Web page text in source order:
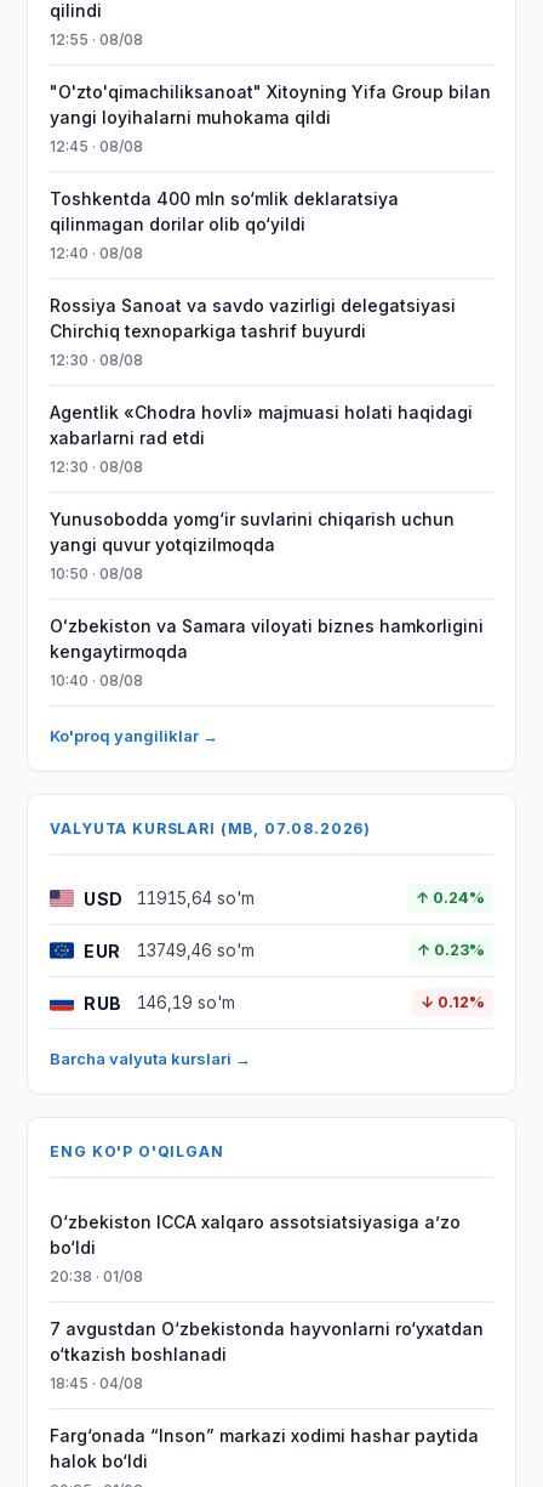
qilindi
12:55 · 08/08
"O'zto'qimachiliksanoat" Xitoyning Yifa Group bilan
yangi loyihalarni muhokama qildi
12:45 · 08/08
Toshkentda 400 mln so‘mlik deklaratsiya
qilinmagan dorilar olib qo‘yildi
12:40 · 08/08
Rossiya Sanoat va savdo vazirligi delegatsiyasi
Chirchiq texnoparkiga tashrif buyurdi
12:30 · 08/08
Agentlik «Chodra hovli» majmuasi holati haqidagi
xabarlarni rad etdi
12:30 · 08/08
Yunusobodda yomg‘ir suvlarini chiqarish uchun
yangi quvur yotqizilmoqda
10:50 · 08/08
Oʻzbekiston va Samara viloyati biznes hamkorligini
kengaytirmoqda
10:40 · 08/08
Ko'proq yangiliklar →
VALYUTA KURSLARI (MB, 07.08.2026)
USD 11915,64 so'm ↑ 0.24%
EUR 13749,46 so'm ↑ 0.23%
RUB 146,19 so'm ↓ 0.12%
Barcha valyuta kurslari →
ENG KO'P O'QILGAN
O‘zbekiston ICCA xalqaro assotsiatsiyasiga aʼzo
bo‘ldi
20:38 · 01/08
7 avgustdan O‘zbekistonda hayvonlarni ro‘yxatdan
o‘tkazish boshlanadi
18:45 · 04/08
Farg‘onada “Inson” markazi xodimi hashar paytida
halok bo‘ldi